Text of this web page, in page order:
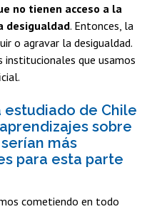
no tienen acceso a la
desigualdad. Entonces, la
o agravar la desigualdad.
institucionales que usamos
estudiado de Chile
sobre
más
para esta parte
cometiendo en todo